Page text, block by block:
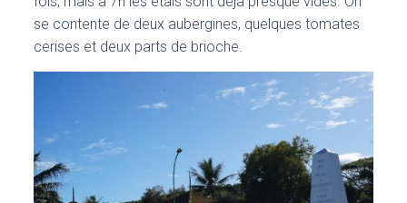
se contente de deux aubergines, quelques tomates
cerises et deux parts de brioche.